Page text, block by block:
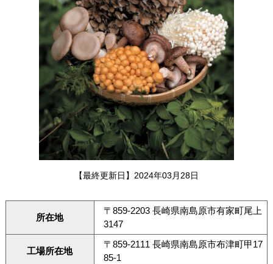
【最終更新日】2024年03月28日
所在地
〒859-2203 長崎県南島原市有家町尾上
3147
工場所在地
〒859-2111 長崎県南島原市布津町甲17
85-1